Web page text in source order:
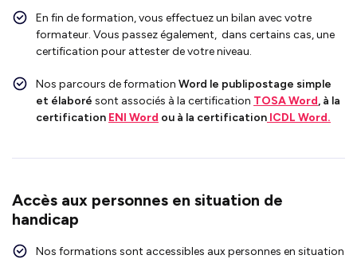
En fin de formation, vous effectuez un bilan avec votre
formateur. Vous passez également, dans certains cas, une
certification pour attester de votre niveau.
Nos parcours de formation Word le publipostage simple
et élaboré sont associés à la certification TOSA Word, à la
certification ENI Word ou à la certification ICDL Word.
Accès aux personnes en situation de
handicap
Nos formations sont accessibles aux personnes en situation